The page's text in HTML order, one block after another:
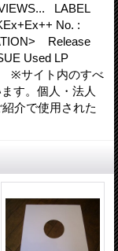
LABEL
No. :
Release
Used LP
イト内のすべ
す。個人・法人
介で使用された